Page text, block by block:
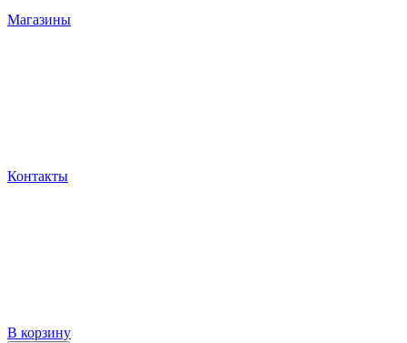
Магазины
Контакты
В корзину